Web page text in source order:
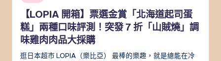
in
【LOPIA 開箱】票選金賞「北海道起司蛋
糕」兩種口味評測！突發 7 折「山賊燒」調
味雞肉肉品大採購
逛日本超市 LOPIA（樂比亞） 最棒的樂趣，就是總能在冷